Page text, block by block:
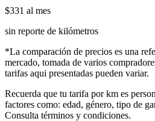
$331 al mes
sin reporte de kilómetros
*La comparación de precios es una
mercado, tomada de varios
tarifas aqui presentadas pueden variar.
Recuerda que tu tarifa por km es
factores como: edad, género, tipo de
Consulta términos y condiciones.